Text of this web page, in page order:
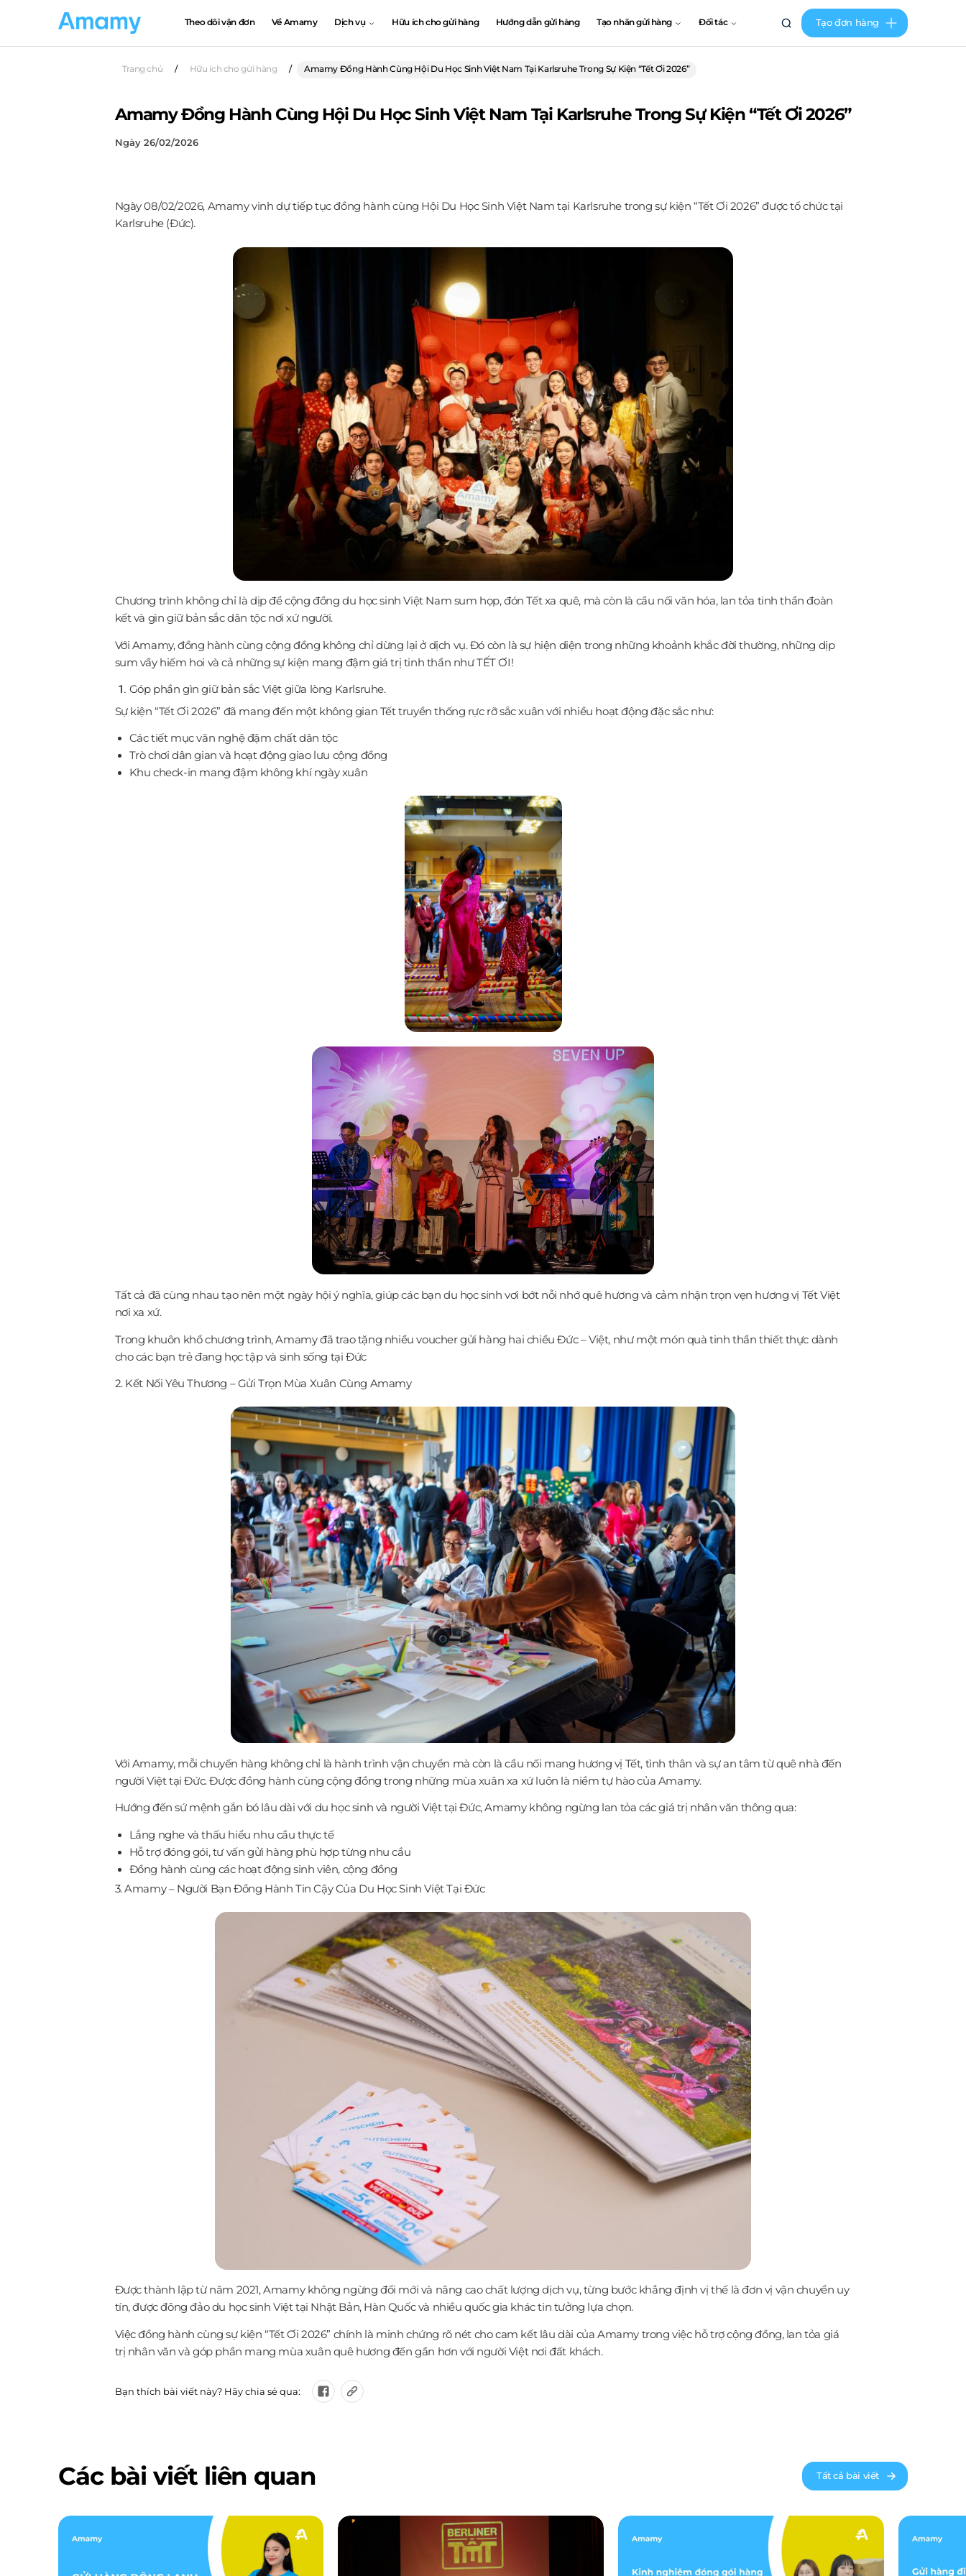
Theo dõi vận đơn Về Amamy Dịch vụ Hữu ích cho gửi hàng Hướng dẫn gửi hàng Tạo nhãn gửi hàng Đối tác Tạo đơn hàng
Trang chủ / Hữu ích cho gửi hàng / Amamy Đồng Hành Cùng Hội Du Học Sinh Việt Nam Tại Karlsruhe Trong Sự Kiện “Tết Ơi 2026”
Amamy Đồng Hành Cùng Hội Du Học Sinh Việt Nam Tại Karlsruhe Trong Sự Kiện “Tết Ơi 2026”
Ngày 26/02/2026
Ngày 08/02/2026, Amamy vinh dự tiếp tục đồng hành cùng Hội Du Học Sinh Việt Nam tại Karlsruhe trong sự kiện “Tết Ơi 2026” được tổ chức tại
Karlsruhe (Đức).
Chương trình không chỉ là dịp để cộng đồng du học sinh Việt Nam sum họp, đón Tết xa quê, mà còn là cầu nối văn hóa, lan tỏa tinh thần đoàn
kết và gìn giữ bản sắc dân tộc nơi xứ người.
Với Amamy, đồng hành cùng cộng đồng không chỉ dừng lại ở dịch vụ. Đó còn là sự hiện diện trong những khoảnh khắc đời thường, những dịp
sum vầy hiếm hoi và cả những sự kiện mang đậm giá trị tinh thần như TẾT ƠI!
Góp phần gìn giữ bản sắc Việt giữa lòng Karlsruhe.
Sự kiện “Tết Ơi 2026” đã mang đến một không gian Tết truyền thống rực rỡ sắc xuân với nhiều hoạt động đặc sắc như:
Các tiết mục văn nghệ đậm chất dân tộc
Trò chơi dân gian và hoạt động giao lưu cộng đồng
Khu check-in mang đậm không khí ngày xuân
Tất cả đã cùng nhau tạo nên một ngày hội ý nghĩa, giúp các bạn du học sinh vơi bớt nỗi nhớ quê hương và cảm nhận trọn vẹn hương vị Tết Việt
nơi xa xứ.
Trong khuôn khổ chương trình, Amamy đã trao tặng nhiều voucher gửi hàng hai chiều Đức – Việt, như một món quà tinh thần thiết thực dành
cho các bạn trẻ đang học tập và sinh sống tại Đức
2. Kết Nối Yêu Thương – Gửi Trọn Mùa Xuân Cùng Amamy
Với Amamy, mỗi chuyến hàng không chỉ là hành trình vận chuyển mà còn là cầu nối mang hương vị Tết, tình thân và sự an tâm từ quê nhà đến
người Việt tại Đức. Được đồng hành cùng cộng đồng trong những mùa xuân xa xứ luôn là niềm tự hào của Amamy.
Hướng đến sứ mệnh gắn bó lâu dài với du học sinh và người Việt tại Đức, Amamy không ngừng lan tỏa các giá trị nhân văn thông qua:
Lắng nghe và thấu hiểu nhu cầu thực tế
Hỗ trợ đóng gói, tư vấn gửi hàng phù hợp từng nhu cầu
Đồng hành cùng các hoạt động sinh viên, cộng đồng
3. Amamy – Người Bạn Đồng Hành Tin Cậy Của Du Học Sinh Việt Tại Đức
Được thành lập từ năm 2021, Amamy không ngừng đổi mới và nâng cao chất lượng dịch vụ, từng bước khẳng định vị thế là đơn vị vận chuyển uy
tín, được đông đảo du học sinh Việt tại Nhật Bản, Hàn Quốc và nhiều quốc gia khác tin tưởng lựa chọn.
Việc đồng hành cùng sự kiện “Tết Ơi 2026” chính là minh chứng rõ nét cho cam kết lâu dài của Amamy trong việc hỗ trợ cộng đồng, lan tỏa giá
trị nhân văn và góp phần mang mùa xuân quê hương đến gần hơn với người Việt nơi đất khách.
Bạn thích bài viết này? Hãy chia sẻ qua:
Các bài viết liên quan Tất cả bài viết